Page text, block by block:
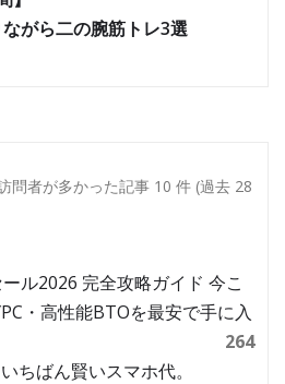
がら二の腕筋トレ3選
問者が多かった記事 10 件 (過去 28
ル2026 完全攻略ガイド 今こ
・高性能BTOを最安で手に入
264
ちばん賢いスマホ代。